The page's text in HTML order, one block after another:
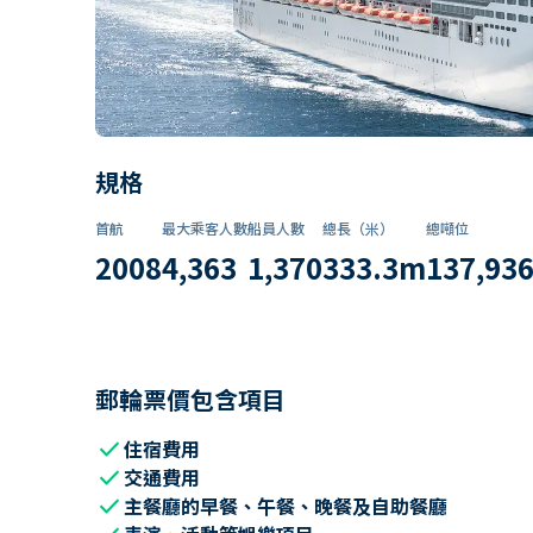
規格
首航
2008
最大乘客人數
4,363
船員人數
1,370
總長（米）
333.3m
總噸位
137,936
郵輪票價包含項目
check住宿費用
check 交通費用
check主餐廳的早餐、午餐、晚餐及自助餐廳